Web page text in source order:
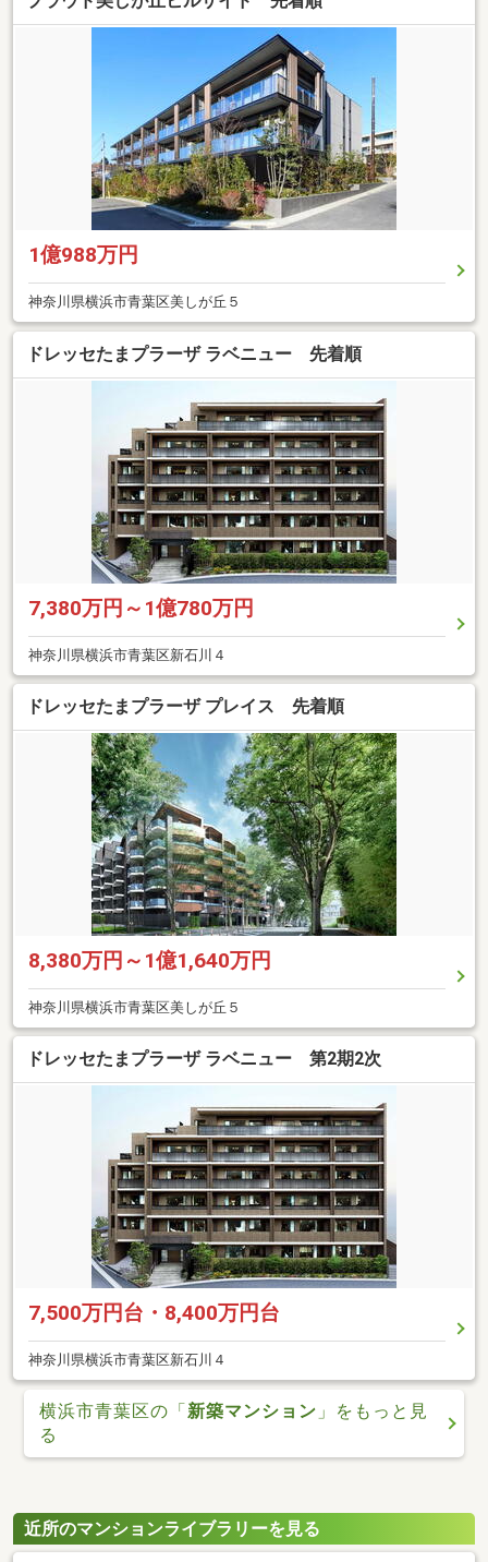
1億988万円
神奈川県横浜市青葉区美しが丘５
ドレッセたまプラーザ ラベニュー 先着順
7,380万円～1億780万円
神奈川県横浜市青葉区新石川４
ドレッセたまプラーザ プレイス 先着順
8,380万円～1億1,640万円
神奈川県横浜市青葉区美しが丘５
ドレッセたまプラーザ ラベニュー 第2期2次
7,500万円台・8,400万円台
神奈川県横浜市青葉区新石川４
横浜市青葉区の「新築マンション 」をもっと見
る
近所のマンションライブラリーを見る